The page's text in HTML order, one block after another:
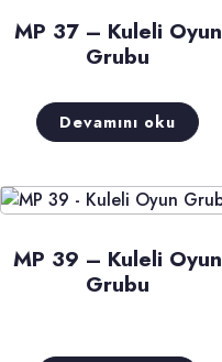
MP 37 – Kuleli Oyun
Grubu
Devamını oku
MP 39 – Kuleli Oyun
Grubu